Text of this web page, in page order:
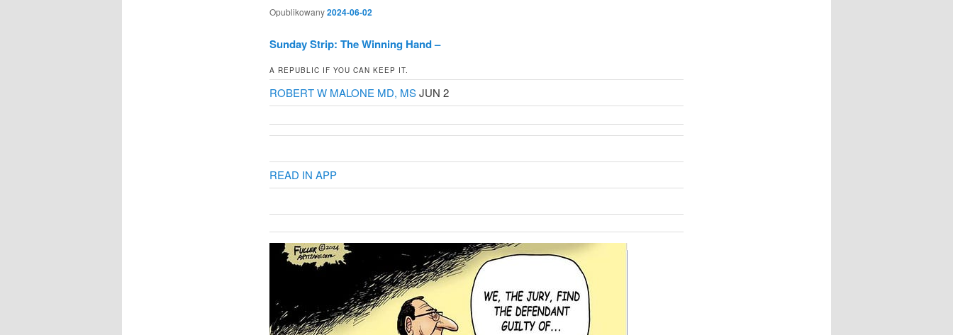
Opublikowany2024-06-02
Sunday Strip: The Winning Hand –
A REPUBLIC IF YOU CAN KEEP IT.
ROBERT W MALONE MD, MSJUN 2
READ IN APP